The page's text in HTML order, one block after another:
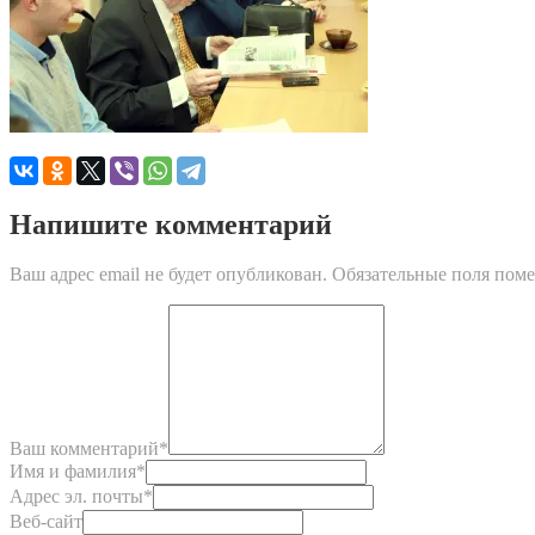
Напишите комментарий
Ваш адрес email не будет опубликован. Обязательные поля
Ваш комментарий*
Имя и фамилия*
Адрес эл. почты*
Веб-сайт